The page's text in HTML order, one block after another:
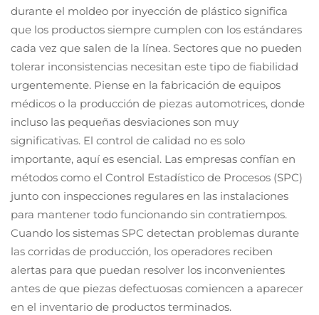
durante el moldeo por inyección de plástico significa
que los productos siempre cumplen con los estándares
cada vez que salen de la línea. Sectores que no pueden
tolerar inconsistencias necesitan este tipo de fiabilidad
urgentemente. Piense en la fabricación de equipos
médicos o la producción de piezas automotrices, donde
incluso las pequeñas desviaciones son muy
significativas. El control de calidad no es solo
importante, aquí es esencial. Las empresas confían en
métodos como el Control Estadístico de Procesos (SPC)
junto con inspecciones regulares en las instalaciones
para mantener todo funcionando sin contratiempos.
Cuando los sistemas SPC detectan problemas durante
las corridas de producción, los operadores reciben
alertas para que puedan resolver los inconvenientes
antes de que piezas defectuosas comiencen a aparecer
en el inventario de productos terminados.